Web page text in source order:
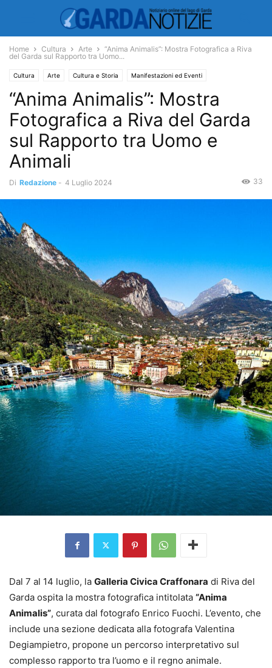
Home Cultura Arte
“Anima Animalis”: Mostra Fotografica a Riva
del Garda sul Rapporto tra Uomo...
Cultura Arte Cultura e Storia Manifestazioni ed Eventi
Manifestazioni Mostre
“Anima Animalis”: Mostra
Fotografica a Riva del Garda
sul Rapporto tra Uomo e
Animali
Di Redazione - 4 Luglio 2024 33
Dal 7 al 14 luglio, la Galleria Civica Craffonara di Riva del
Garda ospita la mostra fotografica intitolata “Anima
Animalis”, curata dal fotografo Enrico Fuochi. L’evento, che
include una sezione dedicata alla fotografa Valentina
Degiampietro, propone un percorso interpretativo sul
complesso rapporto tra l’uomo e il regno animale.